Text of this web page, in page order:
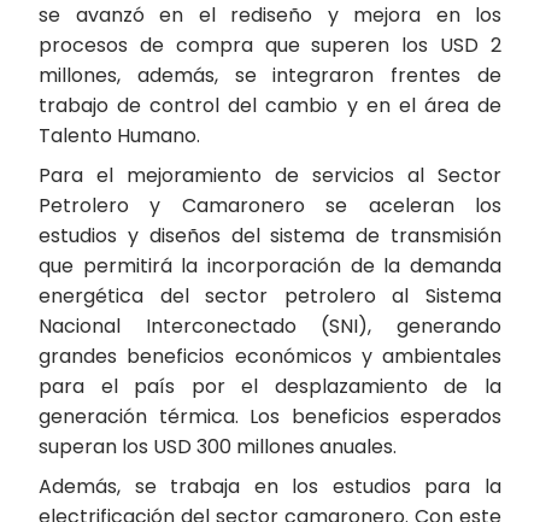
se avanzó en el rediseño y mejora en los
procesos de compra que superen los USD 2
millones, además, se integraron frentes de
trabajo de control del cambio y en el área de
Talento Humano.
Para el mejoramiento de servicios al Sector
Petrolero y Camaronero se aceleran los
estudios y diseños del sistema de transmisión
que permitirá la incorporación de la demanda
energética del sector petrolero al Sistema
Nacional Interconectado (SNI), generando
grandes beneficios económicos y ambientales
para el país por el desplazamiento de la
generación térmica. Los beneficios esperados
superan los USD 300 millones anuales.
Además, se trabaja en los estudios para la